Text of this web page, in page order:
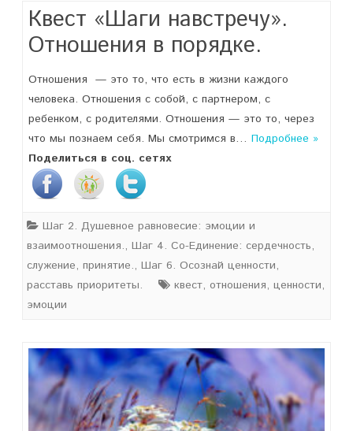
Квест «Шаги навстречу».
Отношения в порядке.
Отношения — это то, что есть в жизни каждого
человека. Отношения с собой, с партнером, с
ребенком, с родителями. Отношения — это то, через
что мы познаем себя. Мы смотримся в… Подробнее »
Поделиться в соц. сетях
Шаг 2. Душевное равновесие: эмоции и
взаимоотношения., Шаг 4. Со-Единение: сердечность,
служение, принятие., Шаг 6. Осознай ценности,
расставь приоритеты.
квест, отношения, ценности,
эмоции